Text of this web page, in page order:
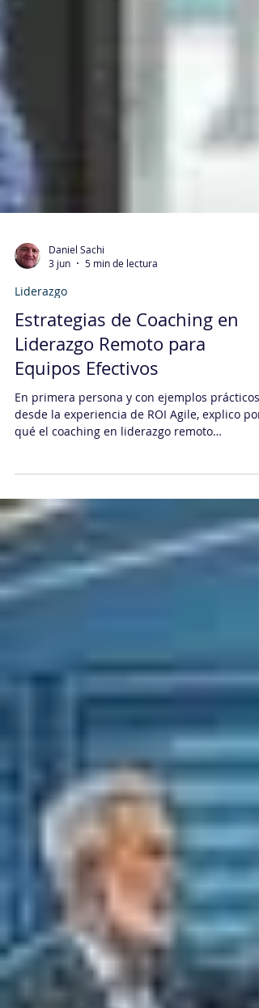
Daniel Sachi
Liderazgo
Estrategias de Coaching en
Liderazgo Remoto para
Equipos Efectivos
En primera persona y con ejemplos prácticos
qué el coaching en liderazgo remoto
efectivos. Presento un diagnóstico inicial,
estrategias aplicables, un plan de seis pasos y
preguntas clave para que las organizaciones
evalúen su madurez en liderazgo a distancia.